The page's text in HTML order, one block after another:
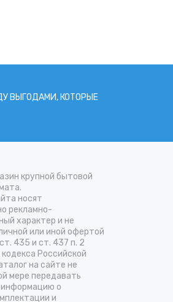
ВЫГОДАМИ, КОТОРЫЕ
крупной бытовой
носят
рекламно-
характер и не
или иной офертой
435 и ст. 437 п. 2
Российской
на сайте не
мере передавать
о
и